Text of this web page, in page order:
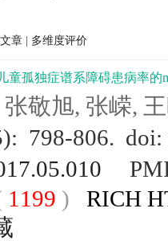
章 多维度评价
童孤独症谱系障碍患病率的
敬旭, 张嵘,
798-806. doi:
1199 ) RICH